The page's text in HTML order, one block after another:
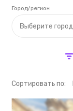
Выберите город
Город/регион
Cортировать по: